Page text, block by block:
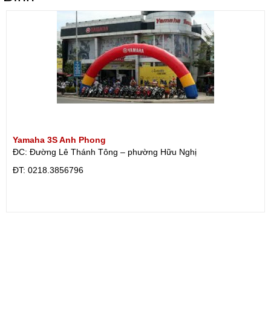
Yamaha 3S Anh Phong
ĐC: Đường Lê Thánh Tông – phường Hữu Nghị
ÐT: 0218.3856796